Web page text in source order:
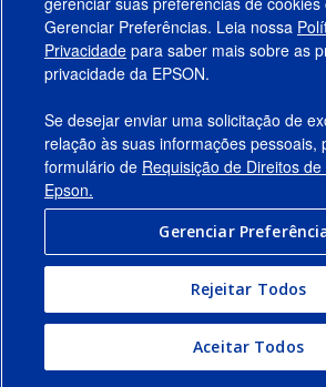
Produtos
Suporte
Links Sugeridos
Empresa
Conecte-se com a Epson
Termos de Uso
Gerenciar Preferências. Leia nossa
Privacidade para saber mais sobre as
privacidade da EPSON.
Se desejar enviar uma solicitação de
relação às suas informações pessoais,
formulário de Requisição de Direitos
Epson.
Gerenciar
Rejeitar Todos
Aceitar Todos